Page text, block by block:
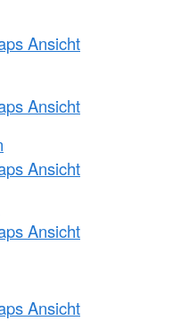
Ansicht
Ansicht
Ansicht
Ansicht
Ansicht